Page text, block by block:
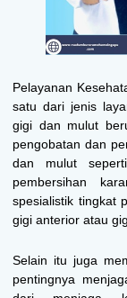
Pelayanan
satu dari jenis
gigi dan mulut
pengobatan dan
dan mulut
pembersihan
spesialistik tingkat
gigi anterior atau
Selain itu juga
pentingnya